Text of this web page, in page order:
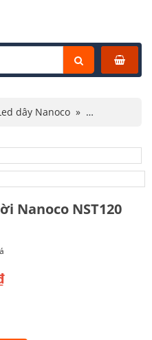
dây Nanoco »
Nanoco NST120